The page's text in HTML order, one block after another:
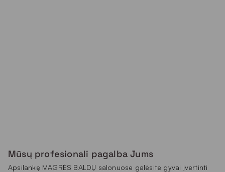
Mūsų profesionali pagalba Jums
Apsilankę MAGRĖS BALDŲ salonuose galėsite gyvai įvertinti